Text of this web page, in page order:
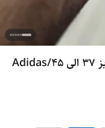
کتونی ادیداس سامبا مسترکوالیتی /سایز 37 الی 45/Adidas